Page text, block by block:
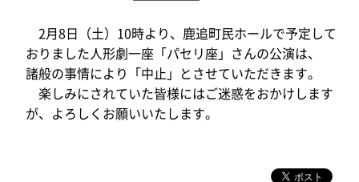
2月8日（土）10時より、鹿追町民ホールで予定して
おりました人形劇一座「パセリ座」さんの公演は、
諸般の事情により「中止」とさせていただきます。
楽しみにされていた皆様にはご迷惑をおかけします
が、よろしくお願いいたします。